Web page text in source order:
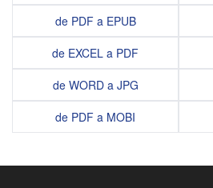
de PDF a EPUB
de EXCEL a PDF
de WORD a JPG
de PDF a MOBI